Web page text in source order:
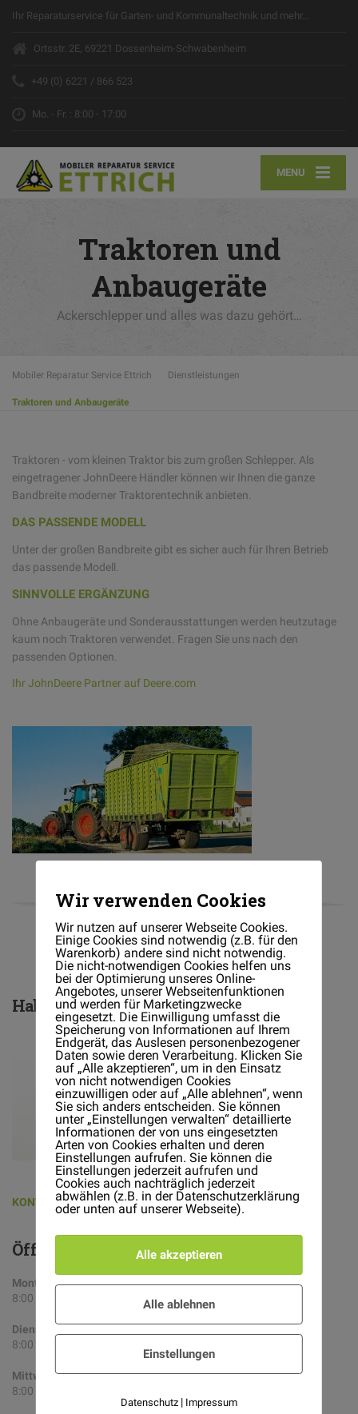
Ihr Reparaturservice für Garten- und Kommunaltechnik und mehr…
Ortsstr. 2E, 69221 Dossenheim-Schwabenheim
+49 (0) 6221 / 866 523
Mo. - Fr. : 8:00 - 17:00
MENU
Traktoren und
Anbaugeräte
Ackerschlepper und alles was dazu gehört…
Mobiler Reparatur Service Ettrich Dienstleistungen
Traktoren und Anbaugeräte
Traktoren - vom kleinen Traktor bis zum großen Schlepper. Als
eingetragener JohnDeere Händler können wir Ihnen die ganze
Bandbreite moderner Traktorentechnik anbieten.
DAS PASSENDE MODELL
Unter der großen Bandbreite gibt es sicher auch für Ihren Betrieb
das passende Modell.
SINNVOLLE ERGÄNZUNG
Ohne Anbaugeräte und Sonderausstattungen werden heutzutage
kaum noch Traktoren verwendet. Fragen Sie uns nach den
passenden Optionen.
Ihr JohnDeere Partner auf Deere.com
HabenSie Fragen?
KONTAKTIEREN SIE UNS!
Öffnungszeiten
Montag
8:00 – 17:00
Dienstag
8:00 – 17:00
Mittwoch
8:00 – 17:00
Wir verwenden Cookies
Wir nutzen auf unserer Webseite Cookies.
Einige Cookies sind notwendig (z.B. für den
Warenkorb) andere sind nicht notwendig.
Die nicht-notwendigen Cookies helfen uns
bei der Optimierung unseres Online-
Angebotes, unserer Webseitenfunktionen
und werden für Marketingzwecke
eingesetzt. Die Einwilligung umfasst die
Speicherung von Informationen auf Ihrem
Endgerät, das Auslesen personenbezogener
Daten sowie deren Verarbeitung. Klicken Sie
auf „Alle akzeptieren“, um in den Einsatz
von nicht notwendigen Cookies
einzuwilligen oder auf „Alle ablehnen“, wenn
Sie sich anders entscheiden. Sie können
unter „Einstellungen verwalten“ detaillierte
Informationen der von uns eingesetzten
Arten von Cookies erhalten und deren
Einstellungen aufrufen. Sie können die
Einstellungen jederzeit aufrufen und
Cookies auch nachträglich jederzeit
abwählen (z.B. in der Datenschutzerklärung
oder unten auf unserer Webseite).
Alle akzeptieren
Alle ablehnen
Einstellungen
Datenschutz| Impressum